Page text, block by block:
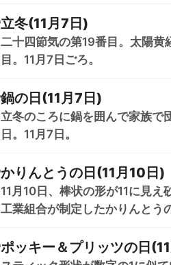
立冬(11月7日)
二十四節気の第19番目。太陽
目。11月7日ごろ。
鍋の日(11月7日)
立冬のころに鍋を囲んで家族で
日。11月7日。
かりんとうの日(11月10日)
11月10日、棒状の形が11に見
工業組合が制定したかりんとう
ポッキー＆プリッツの日